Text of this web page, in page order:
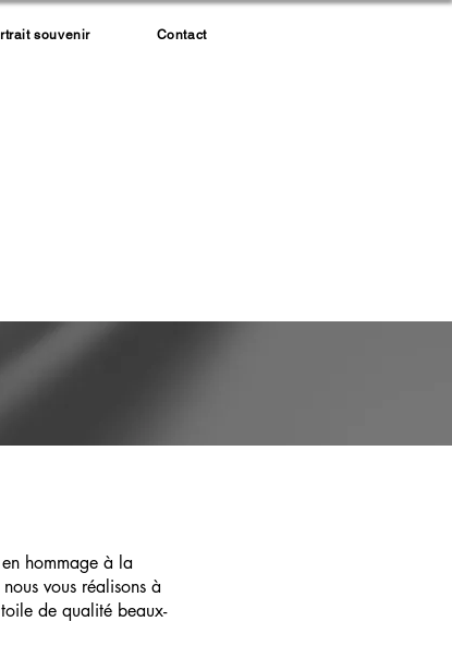
souvenir Contact
hommage à la
vous réalisons à
de qualité beaux-